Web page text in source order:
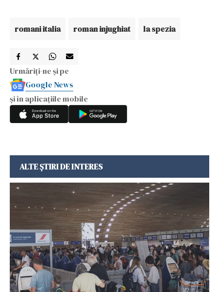
romani italia roman injughiat la spezia
Urmăriți-ne și pe
Google News
și în aplicațiile mobile
ALTE ȘTIRI DE INTERES